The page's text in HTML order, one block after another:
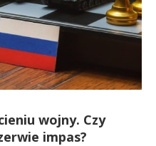
wojny. Czy
impas?